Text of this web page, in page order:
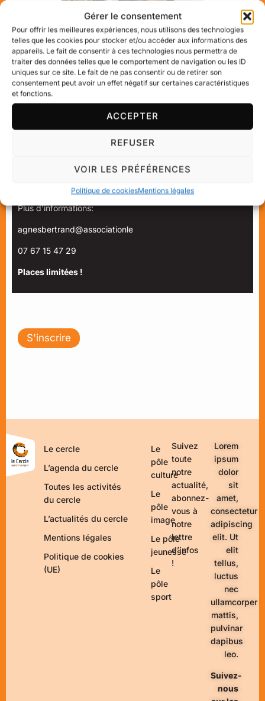
Gérer le consentement
Pour offrir les meilleures expériences, nous utilisons des technologies
telles que les cookies pour stocker et/ou accéder aux informations des
appareils. Le fait de consentir à ces technologies nous permettra de
traiter des données telles que le comportement de navigation ou les ID
uniques sur ce site. Le fait de ne pas consentir ou de retirer son
consentement peut avoir un effet négatif sur certaines caractéristiques
et fonctions.
ACCEPTER
REFUSER
VOIR LES PRÉFÉRENCES
Politique de cookiesMentions légales
Puce à l'Oreille
Plus d'informations:
agnesbertrand@associationlecercle.fr
07 67 15 47 29
Places limitées !
Intervenant.e: Emilie Janin
S'inscrire
Le cercle
L’agenda du cercle
Toutes les activités
du cercle
L’actualités du cercle
Mentions légales
Politique de cookies
(UE)
Le
pôle
culture
Le
pôle
image
Le pôle
jeunesse
Le
pôle
sport
Suivez
toute
notre
actualité,
abonnez-
vous à
notre
lettre
d’infos
!
Lorem
ipsum
dolor
sit
amet,
consectetur
adipiscing
elit. Ut
elit
tellus,
luctus
nec
ullamcorper
mattis,
pulvinar
dapibus
leo.
Suivez-
nous